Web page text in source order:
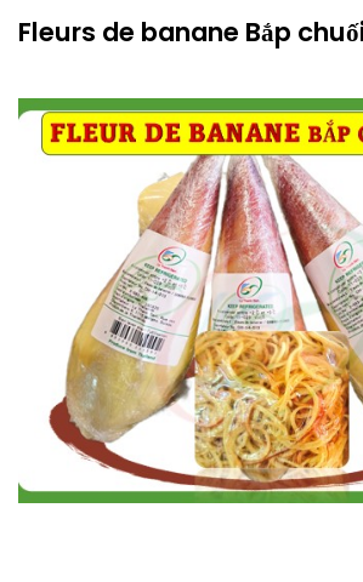
Fleurs de banane Bắp